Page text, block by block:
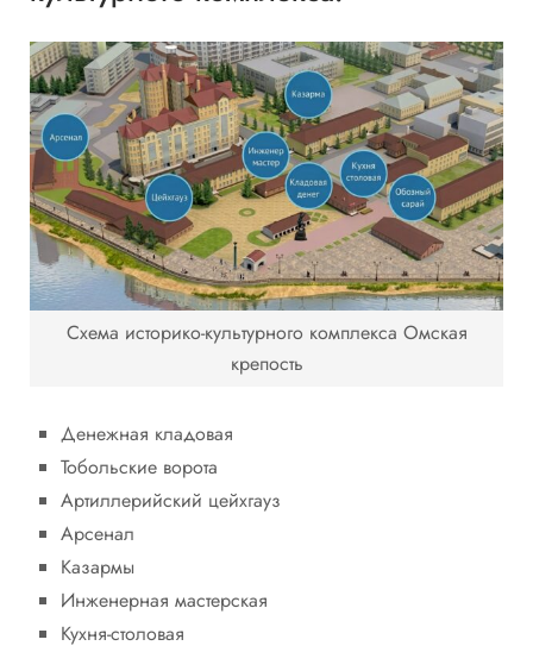
Схема историко-культурного комплекса Омская
крепость
Денежная кладовая
Тобольские ворота
Артиллерийский цейхгауз
Арсенал
Казармы
Инженерная мастерская
Кухня-столовая